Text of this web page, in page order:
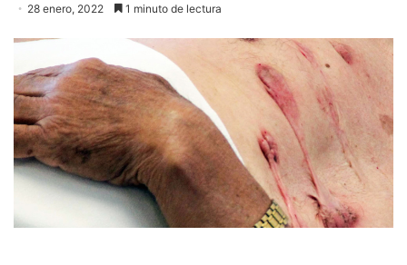
28 enero, 2022 1 minuto de lectura